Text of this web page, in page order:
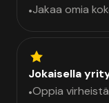
•Jakaa omia
Jokaisella
•Oppia